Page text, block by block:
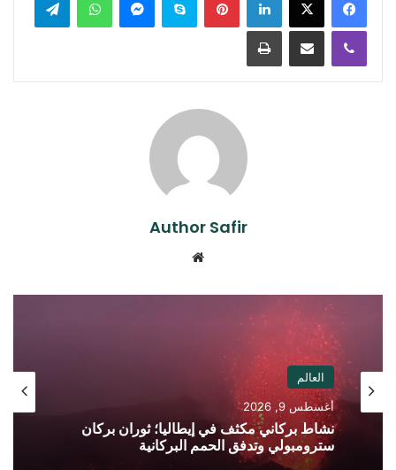
ڤايبر مشاركة عبر البريد طباعة
Author Safir
العالم
أغسطس 9, 2026
نشاط بركاني مكثف في إيطاليا؛ ثوران بركان
سترومبولي وتدفق الحمم البركانية